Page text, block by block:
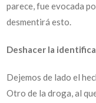
parece, fue evocada
desmentirá esto.
Deshacer la
Dejemos de lado el
Otro de la droga, al